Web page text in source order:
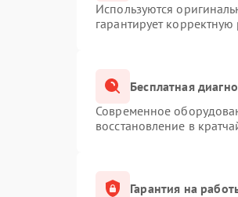
Используются
гарантирует
Бесплатная
Современное
восстановление в
Гарантия на